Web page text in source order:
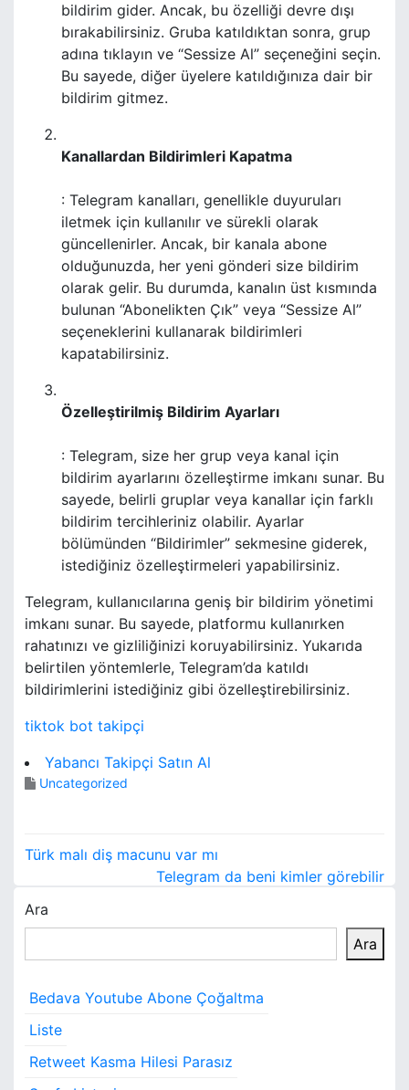
bildirim gider. Ancak, bu özelliği devre dışı
bırakabilirsiniz. Gruba katıldıktan sonra, grup
adına tıklayın ve “Sessize Al” seçeneğini seçin.
Bu sayede, diğer üyelere katıldığınıza dair bir
bildirim gitmez.
Kanallardan Bildirimleri Kapatma
: Telegram kanalları, genellikle duyuruları
iletmek için kullanılır ve sürekli olarak
güncellenirler. Ancak, bir kanala abone
olduğunuzda, her yeni gönderi size bildirim
olarak gelir. Bu durumda, kanalın üst kısmında
bulunan “Abonelikten Çık” veya “Sessize Al”
seçeneklerini kullanarak bildirimleri
kapatabilirsiniz.
Özelleştirilmiş Bildirim Ayarları
: Telegram, size her grup veya kanal için
bildirim ayarlarını özelleştirme imkanı sunar. Bu
sayede, belirli gruplar veya kanallar için farklı
bildirim tercihleriniz olabilir. Ayarlar
bölümünden “Bildirimler” sekmesine giderek,
istediğiniz özelleştirmeleri yapabilirsiniz.
Telegram, kullanıcılarına geniş bir bildirim yönetimi
imkanı sunar. Bu sayede, platformu kullanırken
rahatınızı ve gizliliğinizi koruyabilirsiniz. Yukarıda
belirtilen yöntemlerle, Telegram’da katıldı
bildirimlerini istediğiniz gibi özelleştirebilirsiniz.
tiktok bot takipçi
Yabancı Takipçi Satın Al
Uncategorized
Y
z
ı
g
e
z
Türk malı diş macunu var mı
Telegram da beni kimler görebilir
Ara
Ara
Bedava Youtube Abone Çoğaltma
Liste
Retweet Kasma Hilesi Parasız